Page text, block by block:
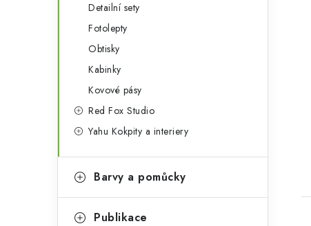
Detailní sety
Fotolepty
Obtisky
Kabinky
Kovové pásy
Red Fox Studio
Yahu Kokpity a interiery
Barvy a pomůcky
Publikace